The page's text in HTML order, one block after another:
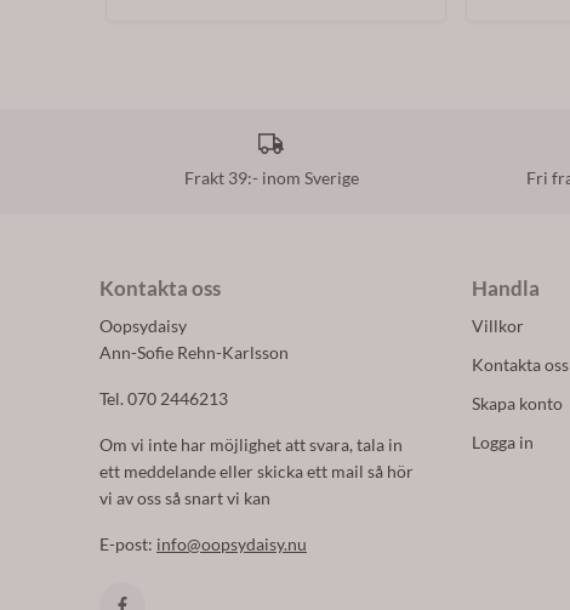
Frakt 39:- inom Sverige Fri
Kontakta oss
Oopsydaisy
Ann-Sofie Rehn-Karlsson
Tel. 070 2446213
Om vi inte har möjlighet att svara, tala in
ett meddelande eller skicka ett mail så hör
vi av oss så snart vi kan
E-post: info@oopsydaisy.nu
Handla
Villkor
Kontakta oss
Skapa konto
Logga in